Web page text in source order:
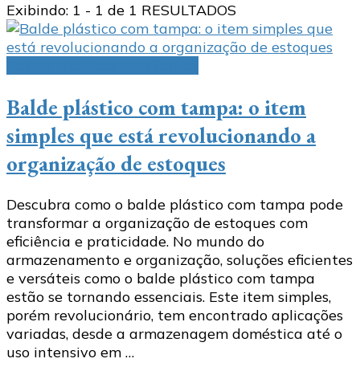
Exibindo: 1 - 1 de 1 RESULTADOS
Balde plástico com tampa: o item
simples que está revolucionando a
organização de estoques
Descubra como o balde plástico com tampa pode
transformar a organização de estoques com
eficiência e praticidade. No mundo do
armazenamento e organização, soluções eficientes
e versáteis como o balde plástico com tampa
estão se tornando essenciais. Este item simples,
porém revolucionário, tem encontrado aplicações
variadas, desde a armazenagem doméstica até o
uso intensivo em …